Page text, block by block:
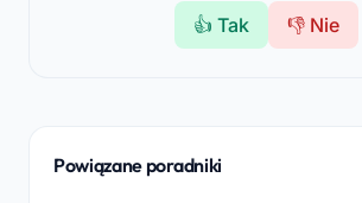
👍 Tak
👎 Nie
Powiązane poradniki